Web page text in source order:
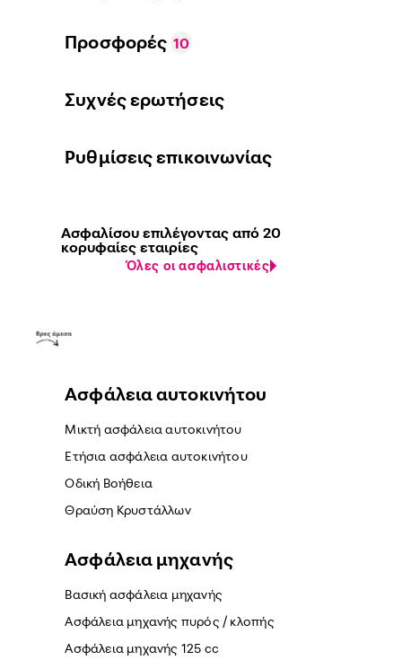
Προσφορές 10
Συχνές ερωτήσεις
Ρυθμίσεις επικοινωνίας
Ασφαλίσου επιλέγοντας από 20
κορυφαίες εταιρίες
Όλες οι ασφαλιστικές
Ασφάλεια αυτοκινήτου
Μικτή ασφάλεια αυτοκινήτου
Ετήσια ασφάλεια αυτοκινήτου
Οδική Βοήθεια
Θραύση Κρυστάλλων
Ασφάλεια μηχανής
Βασική ασφάλεια μηχανής
Ασφάλεια μηχανής πυρός / κλοπής
Ασφάλεια μηχανής 125 cc